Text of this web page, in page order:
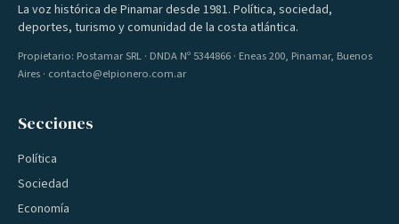
La voz histórica de Pinamar desde 1981. Política, sociedad,
deportes, turismo y comunidad de la costa atlántica.
Propietario: Postamar SRL · DNDA Nº 5344866 · Eneas 200, Pinamar, Buenos
Aires · contacto@elpionero.com.ar
Secciones
Política
Sociedad
Economía